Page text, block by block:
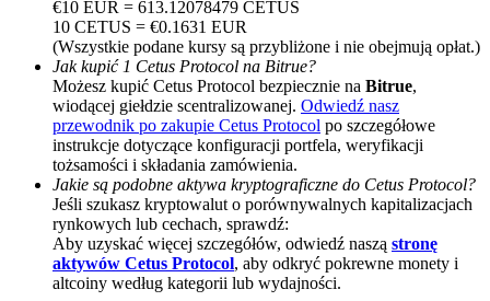
BTC Welcome Rewards
Deposit & Trade BTC to Share 25000 USDT prize pool!
Deposit CASHCAT & Win
Share 500000 CASHCAT prize pool
€10 EUR = 613.12078479 CETUS
10 CETUS = €0.1631 EUR
(Wszystkie podane kursy są przybliżone i nie obejmują opłat.)
Jak kupić 1 Cetus Protocol na Bitrue?
Możesz kupić Cetus Protocol bezpiecznie na Bitrue,
wiodącej giełdzie scentralizowanej. Odwiedź nasz
przewodnik po zakupie Cetus Protocol po szczegółowe
instrukcje dotyczące konfiguracji portfela, weryfikacji
tożsamości i składania zamówienia.
Jakie są podobne aktywa kryptograficzne do Cetus Protocol?
Jeśli szukasz kryptowalut o porównywalnych kapitalizacjach
rynkowych lub cechach, sprawdź:
Aby uzyskać więcej szczegółów, odwiedź naszą stronę
aktywów Cetus Protocol, aby odkryć pokrewne monety i
altcoiny według kategorii lub wydajności.